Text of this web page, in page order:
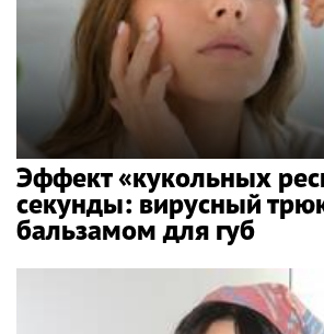
Эффект «кукольных
секунды: вирусный
бальзамом для губ